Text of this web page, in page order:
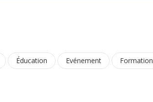
Éducation Evénement Formation